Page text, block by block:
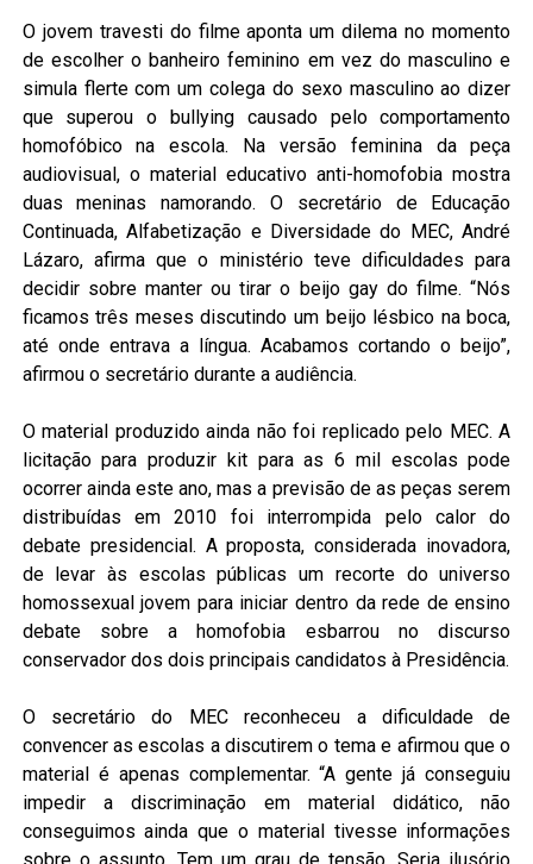
O jovem travesti do filme aponta um dilema no momento
de escolher o banheiro feminino em vez do masculino e
simula flerte com um colega do sexo masculino ao dizer
que superou o bullying causado pelo comportamento
homofóbico na escola. Na versão feminina da peça
audiovisual, o material educativo anti-homofobia mostra
duas meninas namorando. O secretário de Educação
Continuada, Alfabetização e Diversidade do MEC, André
Lázaro, afirma que o ministério teve dificuldades para
decidir sobre manter ou tirar o beijo gay do filme. “Nós
ficamos três meses discutindo um beijo lésbico na boca,
até onde entrava a língua. Acabamos cortando o beijo”,
afirmou o secretário durante a audiência.
O material produzido ainda não foi replicado pelo MEC. A
licitação para produzir kit para as 6 mil escolas pode
ocorrer ainda este ano, mas a previsão de as peças serem
distribuídas em 2010 foi interrompida pelo calor do
debate presidencial. A proposta, considerada inovadora,
de levar às escolas públicas um recorte do universo
homossexual jovem para iniciar dentro da rede de ensino
debate sobre a homofobia esbarrou no discurso
conservador dos dois principais candidatos à Presidência.
O secretário do MEC reconheceu a dificuldade de
convencer as escolas a discutirem o tema e afirmou que o
material é apenas complementar. “A gente já conseguiu
impedir a discriminação em material didático, não
conseguimos ainda que o material tivesse informações